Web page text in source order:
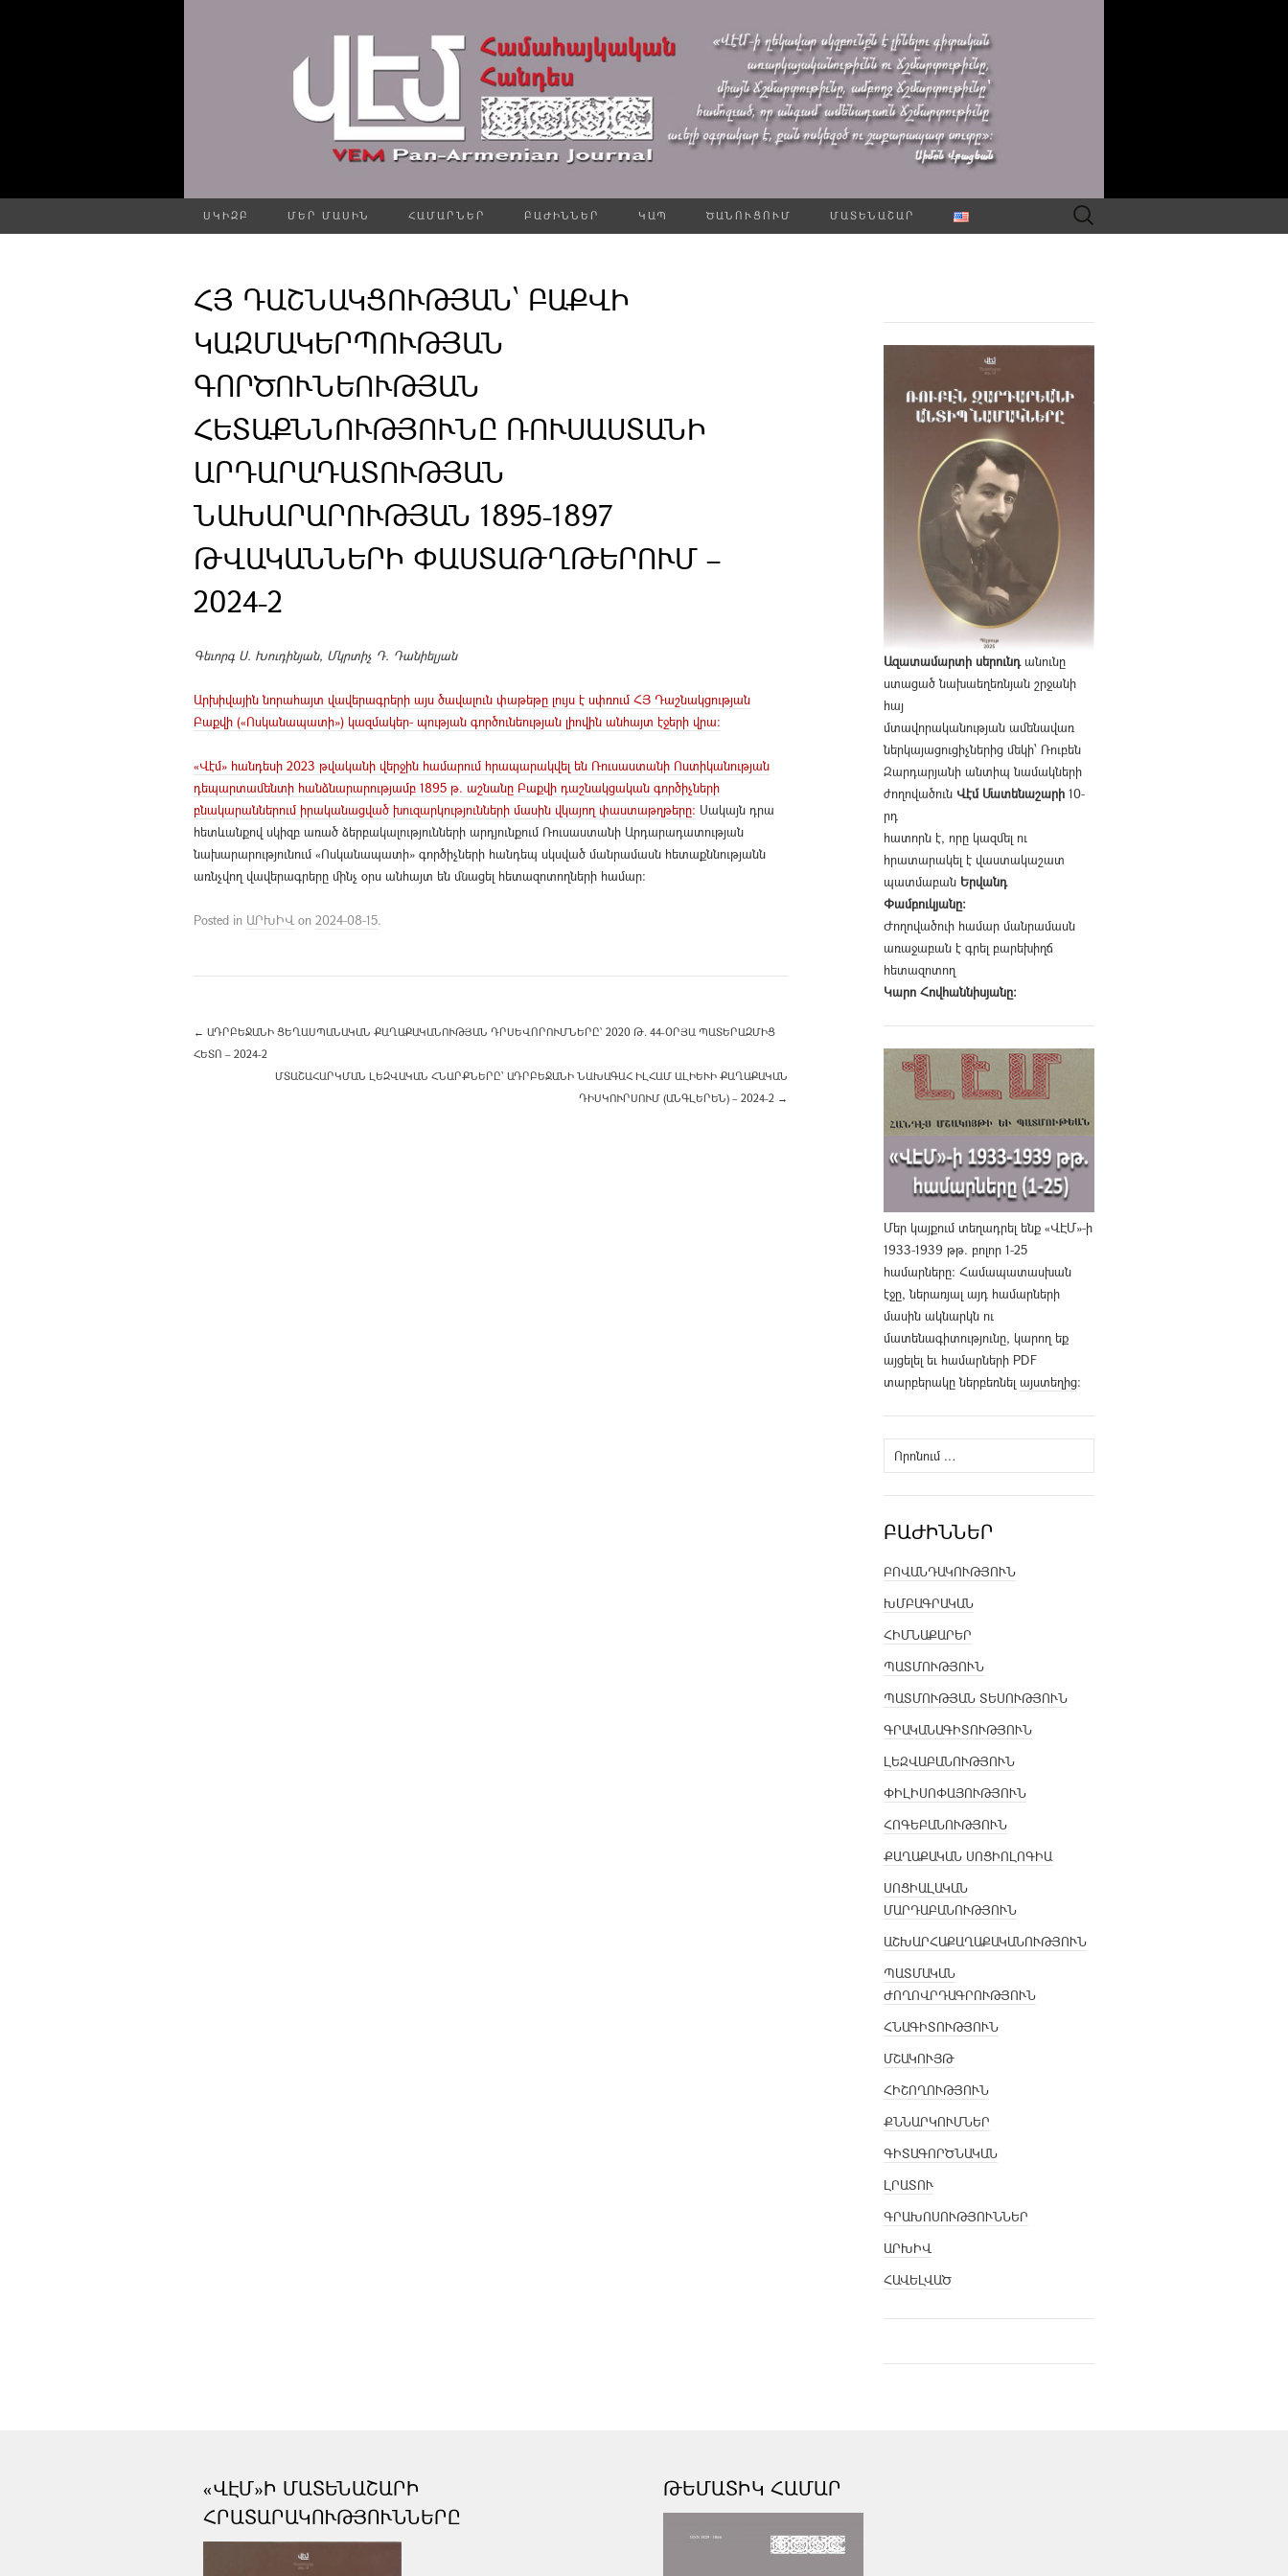
ՍԿԻԶԲ ՄԵՐ ՄԱՍԻՆ ՀԱՄԱՐՆԵՐ ԲԱԺԻՆՆԵՐ ԿԱՊ ԾԱՆՈՒՑՈՒՄ ՄԱՏԵՆԱՇԱՐ Որոնել՝
ՀՅ ԴԱՇՆԱԿՑՈՒԹՅԱՆ՝ ԲԱՔՎԻ
ԿԱԶՄԱԿԵՐՊՈՒԹՅԱՆ
ԳՈՐԾՈՒՆԵՈՒԹՅԱՆ
ՀԵՏԱՔՆՆՈՒԹՅՈՒՆԸ ՌՈՒՍԱՍՏԱՆԻ
ԱՐԴԱՐԱԴԱՏՈՒԹՅԱՆ
ՆԱԽԱՐԱՐՈՒԹՅԱՆ 1895-1897
ԹՎԱԿԱՆՆԵՐԻ ՓԱՍՏԱԹՂԹԵՐՈՒՄ –
2024-2
Գեւորգ Ս. Խուդինյան, Մկրտիչ Դ. Դանիելյան
Արխիվային նորահայտ վավերագրերի այս ծավալուն փաթեթը լույս է սփռում ՀՅ Դաշնակցության
Բաքվի («Ոսկանապատի») կազմակեր- պության գործունեության լիովին անհայտ էջերի վրա։
«Վէմ» հանդեսի 2023 թվականի վերջին համարում հրապարակվել են Ռուսաստանի Ոստիկանության
դեպարտամենտի հանձնարարությամբ 1895 թ. աշնանը Բաքվի դաշնակցական գործիչների
բնակարաններում իրականացված խուզարկությունների մասին վկայող փաստաթղթերը։ Սակայն դրա
հետևանքով սկիզբ առած ձերբակալությունների արդյունքում Ռուսաստանի Արդարադատության
նախարարությունում «Ոսկանապատի» գործիչների հանդեպ սկսված մանրամասն հետաքննությանն
առնչվող վավերագրերը մինչ օրս անհայտ են մնացել հետազոտողների համար։
Posted in ԱՐԽԻՎ on 2024-08-15.
← ԱԴՐԲԵՋԱՆԻ ՑԵՂԱՍՊԱՆԱԿԱՆ ՔԱՂԱՔԱԿԱՆՈՒԹՅԱՆ ԴՐՍԵՎՈՐՈՒՄՆԵՐԸ՝ 2020 Թ. 44-ՕՐՅԱ ՊԱՏԵՐԱԶՄԻՑ
ՀԵՏՈ – 2024-2
ՄՏԱՇԱՀԱՐԿՄԱՆ ԼԵԶՎԱԿԱՆ ՀՆԱՐՔՆԵՐԸ՝ ԱԴՐԲԵՋԱՆԻ ՆԱԽԱԳԱՀ ԻԼՀԱՄ ԱԼԻԵՒԻ ՔԱՂԱՔԱԿԱՆ Դ
ԻՍԿՈՒՐՍՈՒՄ (ԱՆԳԼԵՐԵՆ) – 2024-2 →
Ազատամարտի սերունդանունը
ստացած նախաեղեռնյան շրջանի
հայ
մտավորականության ամենավառ
ներկայացուցիչներից մեկի՝ Ռուբեն
Զարդարյանի անտիպ նամակների
ժողովածուն Վէմ Մատենաշարի 10-
րդ
հատորն է, որը կազմել ու
հրատարակել է վաստակաշատ
պատմաբան Երվանդ
Փամբուկյանը։
Ժողովածուի համար մանրամասն
առաջաբան է գրել բարեխիղճ
հետազոտող
Կարո Հովհաննիսյանը։
Մեր կայքում տեղադրել ենք «ՎԷՄ»-ի
1933-1939 թթ. բոլոր 1-25
համարները։ Համապատասխան
էջը, ներառյալ այդ համարների
մասին ակնարկն ու
մատենագիտությունը, կարող եք
այցելել եւ համարների PDF
տարբերակը ներբեռնել այստեղից։
Որոնել՝
ԲԱԺԻՆՆԵՐ
ԲՈՎԱՆԴԱԿՈՒԹՅՈՒՆ
ԽՄԲԱԳՐԱԿԱՆ
ՀԻՄՆԱՔԱՐԵՐ
ՊԱՏՄՈՒԹՅՈՒՆ
ՊԱՏՄՈՒԹՅԱՆ ՏԵՍՈՒԹՅՈՒՆ
ԳՐԱԿԱՆԱԳԻՏՈՒԹՅՈՒՆ
ԼԵԶՎԱԲԱՆՈՒԹՅՈՒՆ
ՓԻԼԻՍՈՓԱՅՈՒԹՅՈՒՆ
ՀՈԳԵԲԱՆՈՒԹՅՈՒՆ
ՔԱՂԱՔԱԿԱՆ ՍՈՑԻՈԼՈԳԻԱ
ՍՈՑԻԱԼԱԿԱՆ
ՄԱՐԴԱԲԱՆՈՒԹՅՈՒՆ
ԱՇԽԱՐՀԱՔԱՂԱՔԱԿԱՆՈՒԹՅՈՒՆ
ՊԱՏՄԱԿԱՆ
ԺՈՂՈՎՐԴԱԳՐՈՒԹՅՈՒՆ
ՀՆԱԳԻՏՈՒԹՅՈՒՆ
ՄՇԱԿՈՒՅԹ
ՀԻՇՈՂՈՒԹՅՈՒՆ
ՔՆՆԱՐԿՈՒՄՆԵՐ
ԳԻՏԱԳՈՐԾՆԱԿԱՆ
ԼՐԱՏՈՒ
ԳՐԱԽՈՍՈՒԹՅՈՒՆՆԵՐ
ԱՐԽԻՎ
ՀԱՎԵԼՎԱԾ
«ՎԷՄ»Ի ՄԱՏԵՆԱՇԱՐԻ
ՀՐԱՏԱՐԱԿՈՒԹՅՈՒՆՆԵՐԸ
ԹԵՄԱՏԻԿ ՀԱՄԱՐ